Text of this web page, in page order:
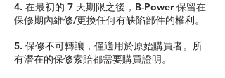
4. 在最初的 7 天期限之後，B-Power 保留在
保修期內維修/更換任何有缺陷部件的權利。
5. 保修不可轉讓，僅適用於原始購買者。所
有潛在的保修索賠都需要購買證明。